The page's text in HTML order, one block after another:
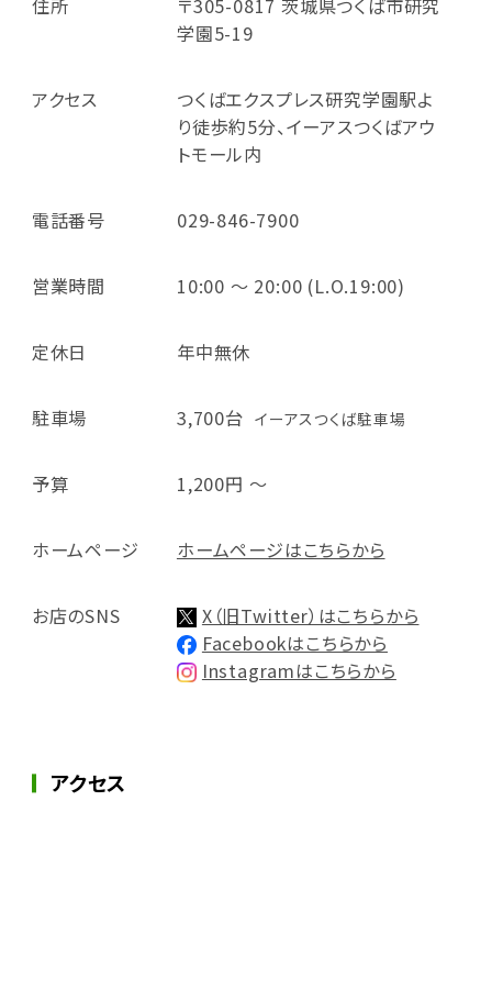
住所
〒305-0817 茨城県つくば市研究
学園5-19
アクセス
つくばエクスプレス研究学園駅よ
り徒歩約5分、イーアスつくばアウ
トモール内
電話番号 029-846-7900
営業時間 10:00 ～ 20:00 (L.O.19:00)
定休日 年中無休
駐車場 3,700台 イーアスつくば駐車場
予算 1,200円 ～
ホームページ ホームページはこちらから
お店のSNS
X（旧Twitter）はこちらから
Facebookはこちらから
Instagramはこちらから
アクセス